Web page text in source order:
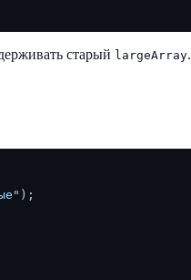
старый largeArray.
);